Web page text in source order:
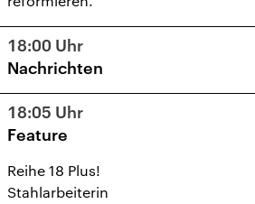
18:00 Uhr
Nachrichten
18:05 Uhr
Feature
Reihe 18 Plus!
Stahlarbeiterin